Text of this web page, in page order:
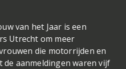
van het Jaar is een
Utrecht om meer
die motorrijden en
de aanmeldingen waren vijf